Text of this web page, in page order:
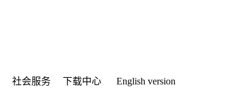
社会服务 下载中心 English version